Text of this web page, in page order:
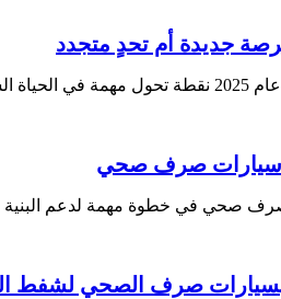
العامة.…
سيارات صرف صحي
⁤صرف صحي في خطوة مهمة لدعم
بسيارات صرف الصحي لشفط